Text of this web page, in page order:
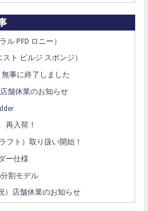
ル PFD ロニー）
ト ビルジ スポンジ）
事に終了しました
舗休業のお知らせ
再入荷！
ラフト）取り扱い開始！
ー仕様
分割モデル
）店舗休業のお知らせ